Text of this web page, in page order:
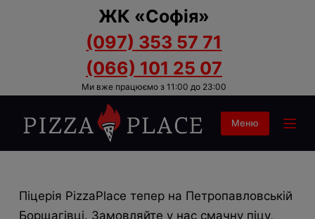
й
д
в
м
ЖК «Софія»
(097) 353 57 71
(066) 101 25 07
Ми вже працюємо з 11:00 до 23:00
Меню
Піцерія PizzaPlace тепер на Петропавловській
Борщагівці. Замовляйте у нас смачну піцу,